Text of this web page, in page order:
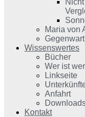
Maria von
Wissenswertes
Bücher
Wer ist
Linkseite
Anfahrt
Kontakt